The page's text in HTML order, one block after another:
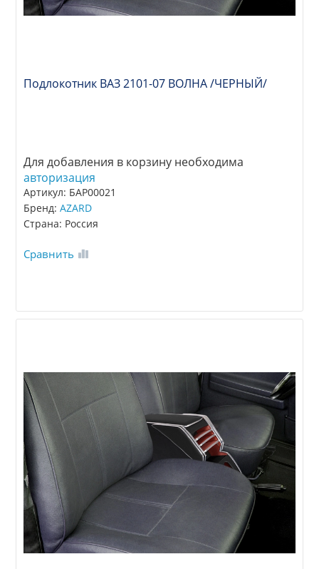
Подлокотник ВАЗ 2101-07 ВОЛНА /ЧЕРНЫЙ/
Для добавления в корзину необходима
авторизация
Артикул: БАР00021
Бренд:AZARD
Страна: Россия
Сравнить